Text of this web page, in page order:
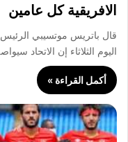
الافريقية كل عامين
قال باتريس موتسيبي الرئيس
اليوم الثلاثاء إن الاتحاد
أكمل القراءة »